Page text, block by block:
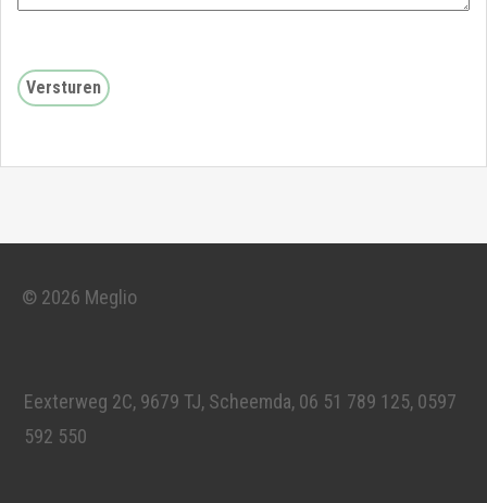
© 2026 Meglio
Eexterweg 2C, 9679 TJ, Scheemda, 06 51 789 125, 0597
592 550